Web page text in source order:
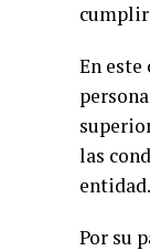
cumplir
En
las
entidad.
Por su